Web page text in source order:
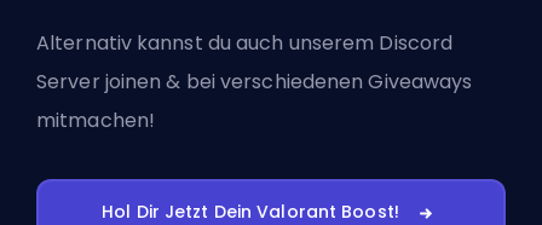
Alternativ kannst du auch unserem Discord
Server joinen & bei verschiedenen Giveaways
mitmachen!
Hol Dir Jetzt Dein Valorant Boost!